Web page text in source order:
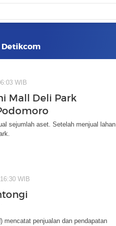
Detikcom
WIB
Mall Deli Park
sejumlah aset. Setelah menjual lahan
WIB
mencatat penjualan dan pendapatan